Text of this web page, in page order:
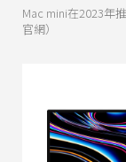
Mac mini在2023年
官網）